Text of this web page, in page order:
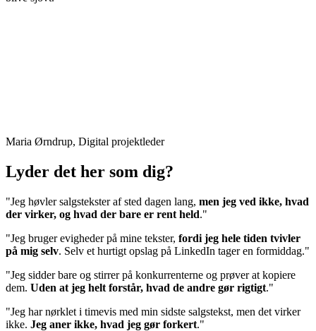
Maria Ørndrup, Digital projektleder
Lyder det her som dig?
"Jeg høvler salgstekster af sted dagen lang, men jeg ved ikke, hvad
der virker, og hvad der bare er rent held."
"Jeg bruger evigheder på mine tekster, fordi jeg hele tiden tvivler
på mig selv. Selv et hurtigt opslag på LinkedIn tager en formiddag."
"Jeg sidder bare og stirrer på konkurrenterne og prøver at kopiere
dem. Uden at jeg helt forstår, hvad de andre gør rigtigt."
"Jeg har nørklet i timevis med min sidste salgstekst, men det virker
ikke. Jeg aner ikke, hvad jeg gør forkert."